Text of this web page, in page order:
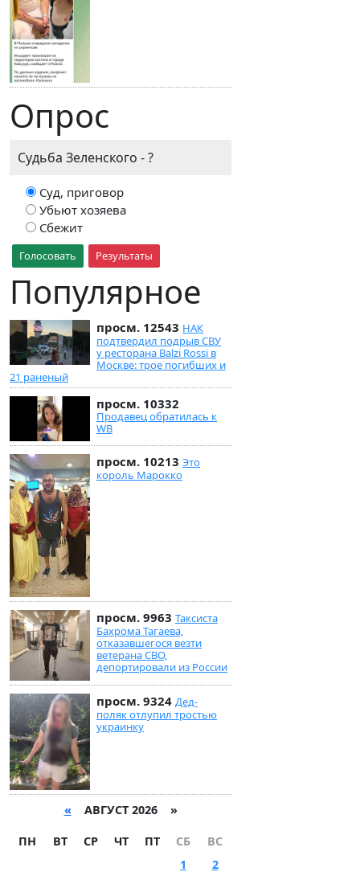
Опрос
Судьба Зеленского - ?
Суд, приговор
Убьют хозяева
Сбежит
Голосовать Результаты
Популярное
просм. 12543 НАК
подтвердил подрыв СВУ
у ресторана Balzi Rossi в
Москве: трое погибших и
21 раненый
просм. 10332
Продавец обратилась к
WB
просм. 10213 Это
король Марокко
просм. 9963 Таксиста
Бахрома Тагаева,
отказавшегося везти
ветерана СВО,
депортировали из России
просм. 9324 Дед-
поляк отлупил тростью
украинку
« АВГУСТ 2026 »
ПН ВТ СР ЧТ ПТ СБ
ВС
1
2